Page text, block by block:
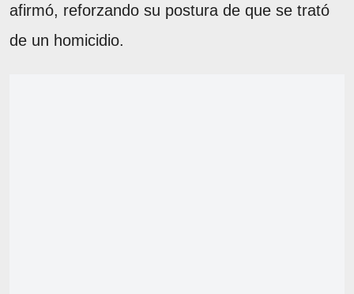
afirmó, reforzando su postura de que se trató
de un homicidio.